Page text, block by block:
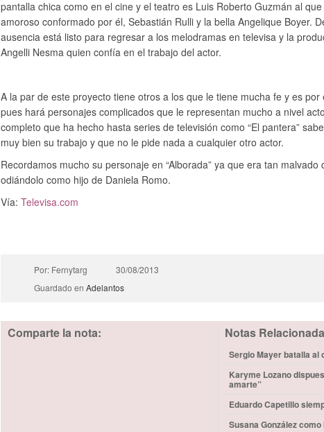
pantalla chica como en el cine y el teatro es Luis Roberto Guzmán al
amoroso conformado por él, Sebastián Rulli y la bella Angelique Boyer.
ausencia está listo para regresar a los melodramas en televisa y la
Angelli Nesma quien confía en el trabajo del actor.
A la par de este proyecto tiene otros a los que le tiene mucha fe y es
pues hará personajes complicados que le representan mucho a nivel
completo que ha hecho hasta series de televisión como “El pantera”
muy bien su trabajo y que no le pide nada a cualquier otro actor.
Recordamos mucho su personaje en “Alborada” ya que era tan
odiándolo como hijo de Daniela Romo.
Vía:Televisa.com
Por: Fernytarg
30/08/2013
Guardado en Adelantos
Comparte la nota: Notas
Sergio Mayer batalla al
Karyme Lozano
amarte”
Eduardo Capetillo
Susana González